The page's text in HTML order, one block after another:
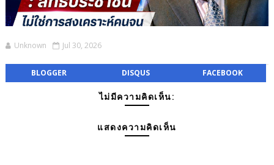
Unknown Jul 30, 2026
BLOGGER DISQUS FACEBOOK
ไม่มีความคิดเห็น:
แสดงความคิดเห็น